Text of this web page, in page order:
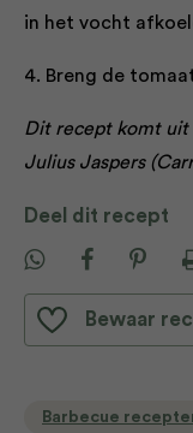
in het vocht
4. Breng de
Dit recept komt uit
Julius Jaspers
Deel dit recept
Bewaar
Barbecue